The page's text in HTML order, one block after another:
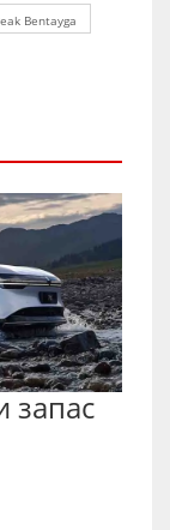
Bentayga
запас